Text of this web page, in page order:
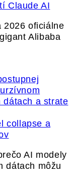
Claude AI
2026 oficiálne
Alibaba
collapse a
AI modely
dátach môžu